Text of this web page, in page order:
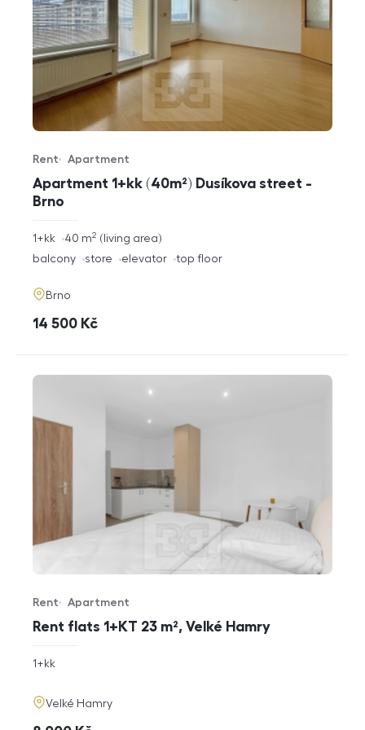
Apartment 1+kk (40m²) Dusíkova street -
Brno
Offer type
Rent
Property type
Apartment
rozměry
1+kk living area
40 m2
funkce
balcony store elevator top floor
adresa
Brno
cena
14 500 Kč
Rent flats 1+KT 23 m², Velké Hamry
Offer type
Rent
Property type
Apartment
rozměry
1+kk
adresa
Velké Hamry